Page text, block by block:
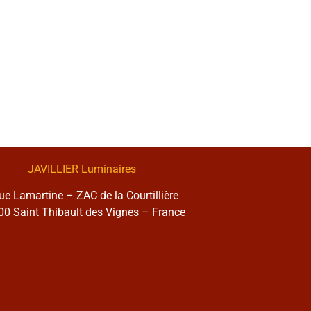
JAVILLIER Luminaires
Lamartine – ZAC de la Courtillière
Saint Thibault des Vignes – France